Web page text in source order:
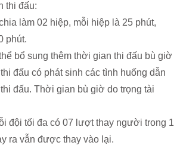
thi đấu:
làm 02 hiệp, mỗi hiệp là 25 phút,
phút.
bổ sung thêm thời gian thi đấu bù giờ
đấu có phát sinh các tình huống dẫn
đấu. Thời gian bù giờ do trọng tài
đội tối đa có 07 lượt thay người trong 1
ra vẫn được thay vào lại.